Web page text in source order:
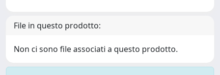
File in questo prodotto:
Non ci sono file associati a questo prodotto.